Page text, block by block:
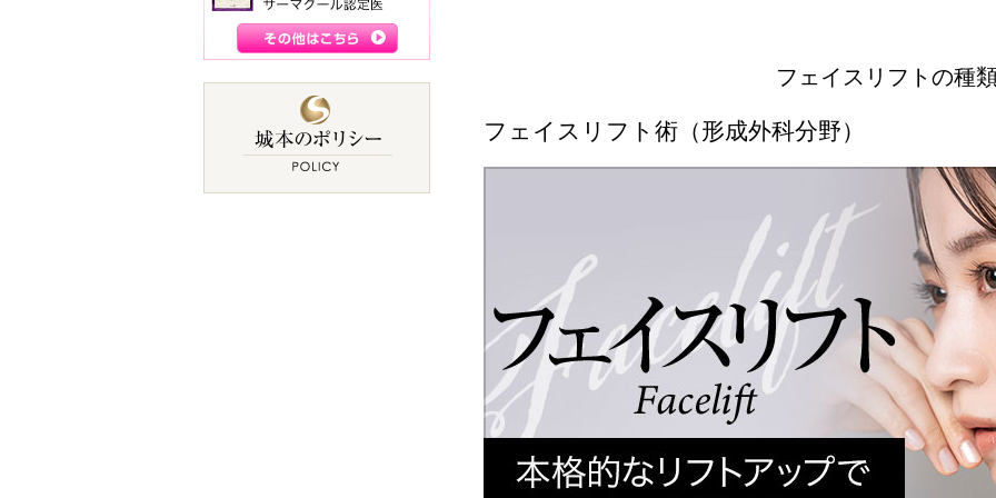
フェイスリフトの種
フェイスリフト術（形成外科分野）